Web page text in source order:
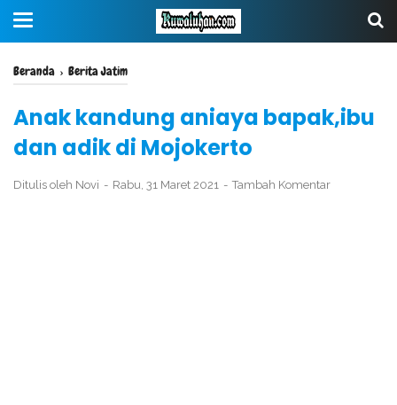
Beranda › Berita Jatim
Anak kandung aniaya bapak,ibu
dan adik di Mojokerto
Ditulis oleh Novi Rabu, 31 Maret 2021 Tambah Komentar